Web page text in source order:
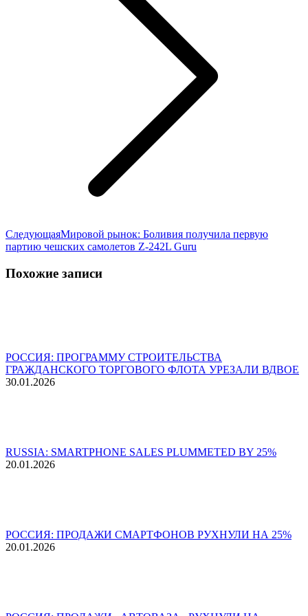
СледующаяСледующая
запись:
Мировой рынок: Боливия получила первую
партию чешских самолетов Z-242L Guru
Похожие записи
РОССИЯ: ПРОГРАММУ СТРОИТЕЛЬСТВА
ГРАЖДАНСКОГО ТОРГОВОГО ФЛОТА УРЕЗАЛИ ВДВОЕ
30.01.2026
RUSSIA: SMARTPHONE SALES PLUMMETED BY 25%
20.01.2026
РОССИЯ: ПРОДАЖИ СМАРТФОНОВ РУХНУЛИ НА 25%
20.01.2026